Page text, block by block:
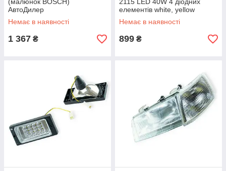
АвтоДилер
Немає в наявності
1 367 ₴
елементів white, yellow
металевий корпус (к-кт 2 шт)
BLASKAR
Немає в наявності
899 ₴